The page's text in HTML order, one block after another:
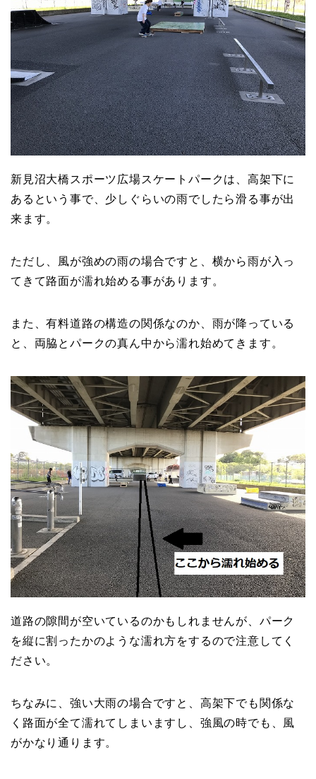
新見沼大橋スポーツ広場スケートパークは、高架下に
あるという事で、少しぐらいの雨でしたら滑る事が出
来ます。
ただし、風が強めの雨の場合ですと、横から雨が入っ
てきて路面が濡れ始める事があります。
また、有料道路の構造の関係なのか、雨が降っている
と、両脇とパークの真ん中から濡れ始めてきます。
道路の隙間が空いているのかもしれませんが、パーク
を縦に割ったかのような濡れ方をするので注意してく
ださい。
ちなみに、強い大雨の場合ですと、高架下でも関係な
く路面が全て濡れてしまいますし、強風の時でも、風
がかなり通ります。